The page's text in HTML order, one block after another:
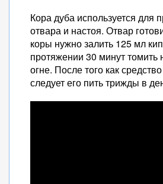
Кора дуба используется для
отвара и настоя. Отвар
коры нужно залить 125 мл
протяжении 30 минут
огне. После того как
следует его пить трижды в